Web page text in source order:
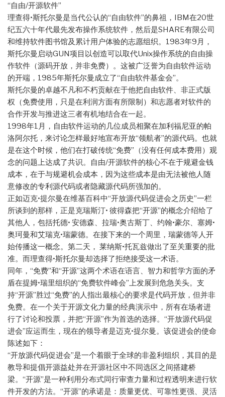
“自由/开源软件”
理查得•斯托尔曼是当代公认的“自由软件”的鼻祖，IBM在20世
纪五六十年代最先发布操作系统软件，然后是SHARE有限公司
和维持软件图书馆及累计用户体验的志愿组织。1983年9月，
斯托尔曼启动GUN项目以创造可以取代Unix操作系统的自由操
作软件（源码开放，并非免费）。这被广泛誉为自由软件运动
的开端，1985年斯托尔曼成立了“自由软件基金会”。
斯托尔曼的卓越不凡和不朽贡献在于他把自由软件、非正式版
权（免费使用，只是在利润方面有所限制）和志愿者对软件的
合作开发与推进这三者有机地结合在一起。
1998年1月，自由软件运动的几位成员相聚在加利福尼亚的帕
洛阿尔托，来讨论怎样最好地宣布开放“领航者”的源代码。也就
是在这个时候，他们在打破传统“免费”（没有任何成本费用）观
念的问题上达成了共识。自由/开源软件的核心不在于规避金钱
成本，在于与规避机会成本，因为这些成本是由无法被他人随
意修改的专利源代码或者隐藏源代码所强加的。
正如迈克•提尔曼在维基百科中“开放源代码促进会之历史”一栏
所谈到的那样，正是克瑞斯汀• 彼得森把“开源”的概念介绍给了
其他人，包括托德• 安德森、拉瑞•奥古斯丁、约翰•豪尔、塞姆•
奥珂曼和艾瑞克•瑞蒙德。在接下来的一个周里，瑞蒙德等人开
始传播这一概念。第二天， 莱纳斯•托瓦兹做出了至关重要的批
准。而理查得•斯托尔曼却选择了拒绝接受这一术语。
同年，“免费”和“开源”这两个术语在语言、智力和哲学方面的矛
盾在提姆•瑞里组织的“免费软件峰会”上发展到危急关头。支
持“开源”胜过“免费”的人指出最核心的要求是代码开放，但并非
免费。在一个关于开源文化力量的经典演示中，所有在场者进
行了讨论和投票，并把“开源”作为首选的选择。“开放源代码促
进会”应运而生，现在的领导者是迈克•提尔曼。该促进会的使命
陈述如下：
“开放源代码促进会”是一个着眼于全球的非盈利组织，其目的是
教导和提倡开源益处并在开源社区中不同选区之间搭建桥
梁。“开源”是一种利用分布式同行审查力量和过程透明来进行软
件开发的方法。“开源”的承诺是：质量更优、可靠性更强、灵活